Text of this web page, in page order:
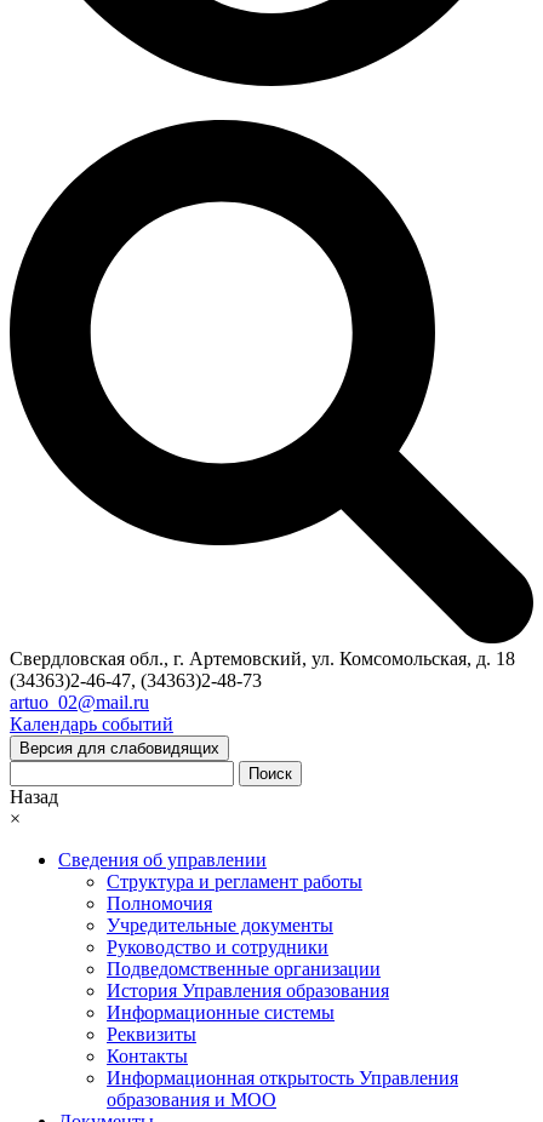
Свердловская обл., г. Артемовский, ул. Комсомольская, д. 18
(34363)2-46-47, (34363)2-48-73
artuo_02@mail.ru
Календарь событий
Версия для слабовидящих
Поиск
Назад
×
Сведения об управлении
Структура и регламент работы
Полномочия
Учредительные документы
Руководство и сотрудники
Подведомственные организации
История Управления образования
Информационные системы
Реквизиты
Контакты
Информационная открытость Управления
образования и МОО